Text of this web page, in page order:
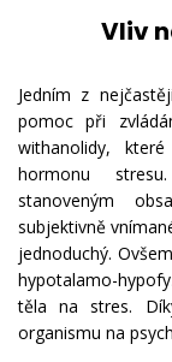
Vliv
Jedním z
pomoc při
withanolidy,
hormonu
stanoveným
subjektivně
jednoduchý.
hypotalamo-
těla na stres.
organismu na